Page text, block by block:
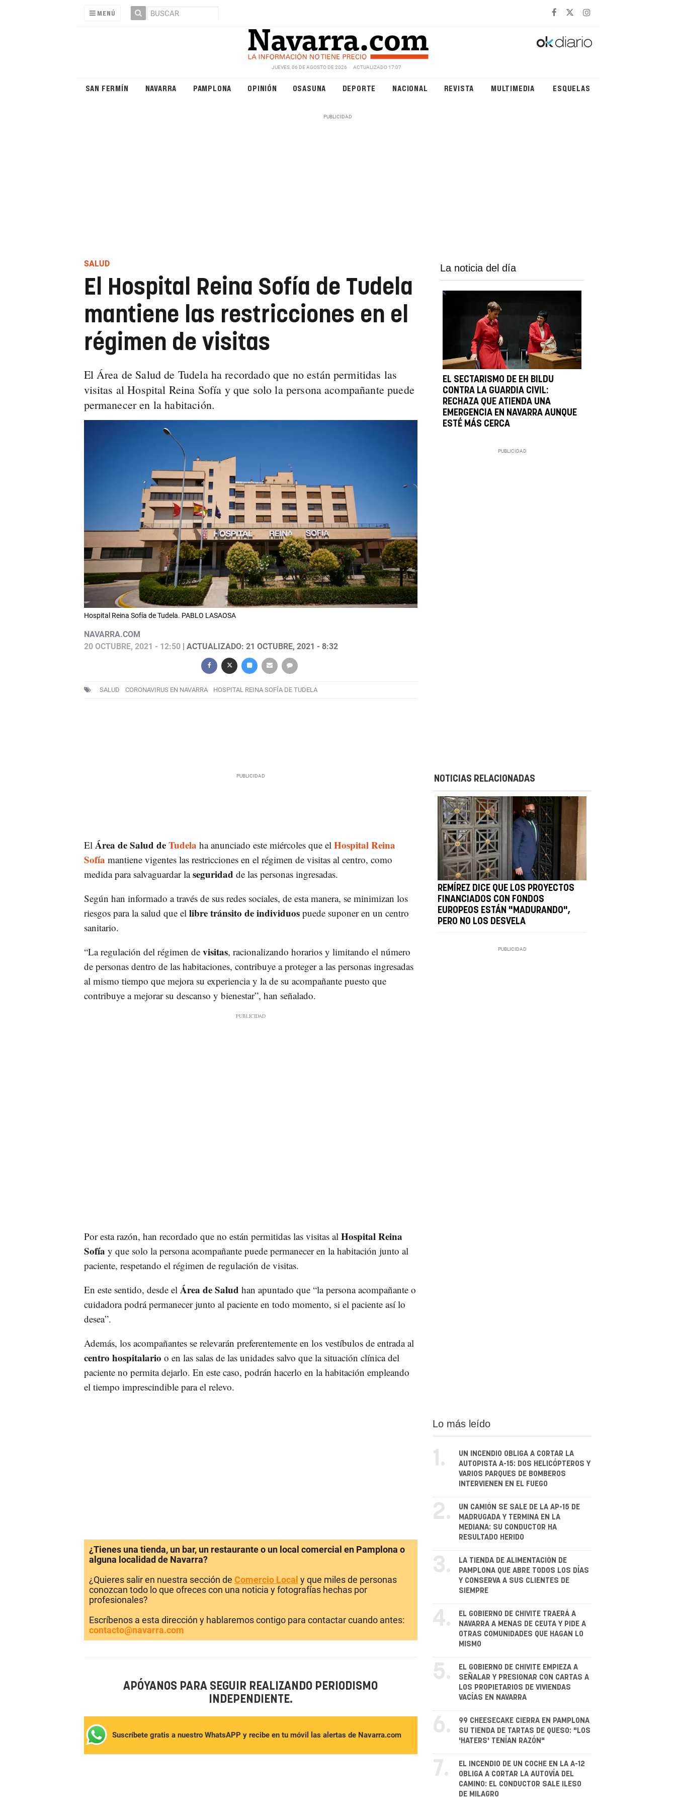
MENÚ
JUEVES, 06 DE AGOSTO DE 2026 ACTUALIZADO 17:07
SAN FERMÍN NAVARRA PAMPLONA OPINIÓN OSASUNA DEPORTE NACIONAL REVISTA MULTIMEDIA ESQUELAS
SALUD
El Hospital Reina Sofía de Tudela
mantiene las restricciones en el
régimen de visitas
El Área de Salud de Tudela ha recordado que no están permitidas las
visitas al Hospital Reina Sofía y que solo la persona acompañante puede
permanecer en la habitación.
Hospital Reina Sofía de Tudela. PABLO LASAOSA
NAVARRA.COM
20 OCTUBRE, 2021 - 12:50| ACTUALIZADO: 21 OCTUBRE, 2021 - 8:32
SALUD CORONAVIRUS EN NAVARRA HOSPITAL REINA SOFÍA DE TUDELA
La noticia del día
EL SECTARISMO DE EH BILDU
CONTRA LA GUARDIA CIVIL:
RECHAZA QUE ATIENDA UNA
EMERGENCIA EN NAVARRA AUNQUE
ESTÉ MÁS CERCA
El Área de Salud deTudela ha anunciado este miércoles que el Hospital Reina
Sofía mantiene vigentes las restricciones en el régimen de visitas al centro, como
medida para salvaguardar laseguridad de las personas ingresadas.
Según han informado a través de sus redes sociales, de esta manera, se minimizan los
riesgos para la salud que el libre tránsito de individuospuede suponer en un centro
sanitario.
“La regulación del régimen de visitas, racionalizando horarios y limitando el número
de personas dentro de las habitaciones, contribuye a proteger a las personas ingresadas
al mismo tiempo que mejora su experiencia y la de su acompañante puesto que
contribuye a mejorar su descanso y bienestar”, han señalado.
Por esta razón, han recordado que no están permitidas las visitas al Hospital Reina
Sofía y que solo la persona acompañante puede permanecer en la habitación junto al
paciente, respetando el régimen de regulación de visitas.
En este sentido, desde elÁrea de Salud han apuntado que “la persona acompañante o
cuidadora podrá permanecer junto al paciente en todo momento, si el paciente así lo
desea”.
Además, los acompañantes se relevarán preferentemente en los vestíbulos de entrada al
centro hospitalario o en las salas de las unidades salvo que la situación clínica del
paciente no permita dejarlo. En este caso, podrán hacerlo en la habitación empleando
el tiempo imprescindible para el relevo.
NOTICIAS RELACIONADAS
REMÍREZ DICE QUE LOS PROYECTOS
FINANCIADOS CON FONDOS
EUROPEOS ESTÁN "MADURANDO",
PERO NO LOS DESVELA
¿Tienes una tienda, un bar, un restaurante o un local comercial en Pamplona o
alguna localidad de Navarra?
¿Quieres salir en nuestra sección de Comercio Local y que miles de personas
conozcan todo lo que ofreces con una noticia y fotografías hechas por
profesionales?
Escríbenos a esta dirección y hablaremos contigo para contactar cuando antes:
contacto@navarra.com
APÓYANOS PARA SEGUIR REALIZANDO PERIODISMO
INDEPENDIENTE.
Suscríbete gratis a nuestro WhatsAPP y recibe en tu móvil las alertas de Navarra.com
Lo más leído
1.
UN INCENDIO OBLIGA A CORTAR LA
AUTOPISTA A-15: DOS HELICÓPTEROS Y
VARIOS PARQUES DE BOMBEROS
INTERVIENEN EN EL FUEGO
2.
UN CAMIÓN SE SALE DE LA AP-15 DE
MADRUGADA Y TERMINA EN LA
MEDIANA: SU CONDUCTOR HA
RESULTADO HERIDO
3.
LA TIENDA DE ALIMENTACIÓN DE
PAMPLONA QUE ABRE TODOS LOS DÍAS
Y CONSERVA A SUS CLIENTES DE
SIEMPRE
4.
EL GOBIERNO DE CHIVITE TRAERÁ A
NAVARRA A MENAS DE CEUTA Y PIDE A
OTRAS COMUNIDADES QUE HAGAN LO
MISMO
5.
EL GOBIERNO DE CHIVITE EMPIEZA A
SEÑALAR Y PRESIONAR CON CARTAS A
LOS PROPIETARIOS DE VIVIENDAS
VACÍAS EN NAVARRA
6.
99 CHEESECAKE CIERRA EN PAMPLONA
SU TIENDA DE TARTAS DE QUESO: "LOS
'HATERS' TENÍAN RAZÓN"
7.
EL INCENDIO DE UN COCHE EN LA A-12
OBLIGA A CORTAR LA AUTOVÍA DEL
CAMINO: EL CONDUCTOR SALE ILESO
DE MILAGRO